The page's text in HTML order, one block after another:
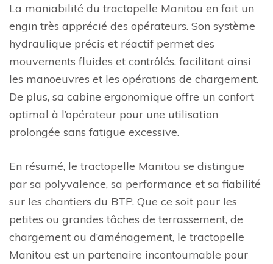
La maniabilité du tractopelle Manitou en fait un
engin très apprécié des opérateurs. Son système
hydraulique précis et réactif permet des
mouvements fluides et contrôlés, facilitant ainsi
les manoeuvres et les opérations de chargement.
De plus, sa cabine ergonomique offre un confort
optimal à l’opérateur pour une utilisation
prolongée sans fatigue excessive.
En résumé, le tractopelle Manitou se distingue
par sa polyvalence, sa performance et sa fiabilité
sur les chantiers du BTP. Que ce soit pour les
petites ou grandes tâches de terrassement, de
chargement ou d’aménagement, le tractopelle
Manitou est un partenaire incontournable pour